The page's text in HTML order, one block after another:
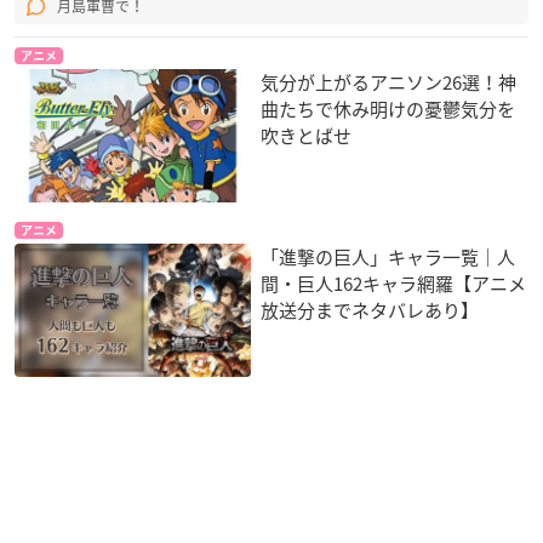
月島軍曹で！
アニメ
気分が上がるアニソン26選！神
曲たちで休み明けの憂鬱気分を
吹きとばせ
アニメ
「進撃の巨人」キャラ一覧｜人
間・巨人162キャラ網羅【アニメ
放送分までネタバレあり】